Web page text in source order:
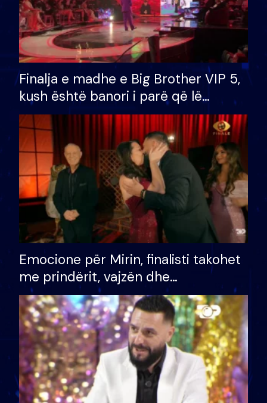
Finalja e madhe e Big Brother VIP 5,
kush është banori i parë që lë
shtëpinë dhe humb mundësinë për
të fituar çmimin e madh
Emocione për Mirin, finalisti takohet
me prindërit, vajzën dhe
bashkëshorten: S’kemi ndonjë letër
divorci apo jo?